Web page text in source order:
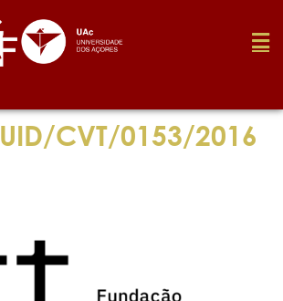
UID/CVT/0153/2016